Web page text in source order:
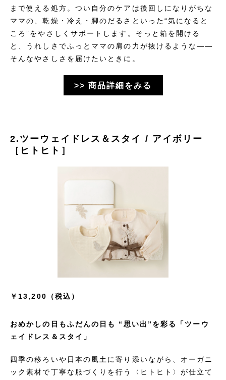
まで使える処方。つい自分のケアは後回しになりがちな
ママの、乾燥・冷え・脚のだるさといった“気になると
ころ”をやさしくサポートします。そっと箱を開ける
と、うれしさでふっとママの肩の力が抜けるような——
そんなやさしさを届けたいときに。
>> 商品詳細をみる
2.ツーウェイドレス＆スタイ / アイボリー
［ヒトヒト］
￥13,200（税込）
おめかしの日もふだんの日も “思い出”を彩る「ツーウ
ェイドレス＆スタイ」
四季の移ろいや日本の風土に寄り添いながら、オーガニ
ック素材で丁寧な服づくりを行う〈ヒトヒト〉が仕立て